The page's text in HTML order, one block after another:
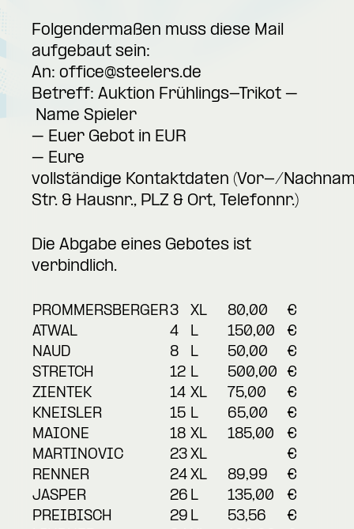
Folgendermaßen muss diese Mail
aufgebaut sein:
An: office@steelers.de
Betreff: Auktion Frühlings-Trikot –
Name Spieler
– Euer Gebot in EUR
– Eure
vollständige Kontaktdaten (Vor-/
Str. & Hausnr., PLZ & Ort, Telefonnr.)
Die Abgabe eines Gebotes ist
verbindlich.
PROMMERSBERGER3 XL 80,00
€
ATWAL
4 L 150,00
€
NAUD
8 L 50,00
€
STRETCH
12 L 500,00
€
ZIENTEK
14 XL 75,00
€
KNEISLER
15 L 65,00
€
MAIONE
18 XL 185,00
€
MARTINOVIC
23 XL
€
RENNER
24 XL 89,99
€
JASPER
26 L 135,00
€
PREIBISCH
29 L 53,56
€